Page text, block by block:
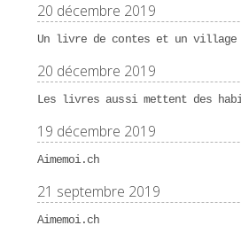
20 décembre 2019
Un livre de contes et un village
20 décembre 2019
Les livres aussi mettent des
19 décembre 2019
Aimemoi.ch
21 septembre 2019
Aimemoi.ch